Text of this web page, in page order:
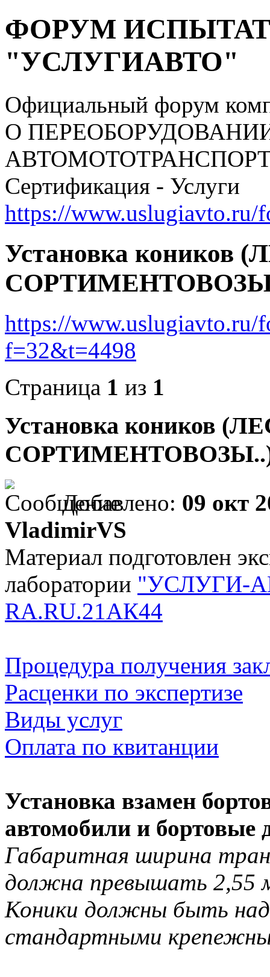
ФОРУМ
"УСЛУГИАВТО"
Официальный форум
О
Сертификация - Услуги
https://www.uslugiavto.ru/
Установка коников
https://www.uslugiavto.ru/
f=32&t=4498
Страница 1 из 1
Установка коников
Добавлено: 09 окт
VladimirVS
Материал подготовлен
лаборатории "УСЛУГИ-
RA.RU.21АК44
Процедура получения
Расценки по экспертизе
Виды услуг
Оплата по квитанции
Установка взамен
автомобили и бортовые
Габаритная ширина
должна превышать 2,55
Коники должны быть
стандартными